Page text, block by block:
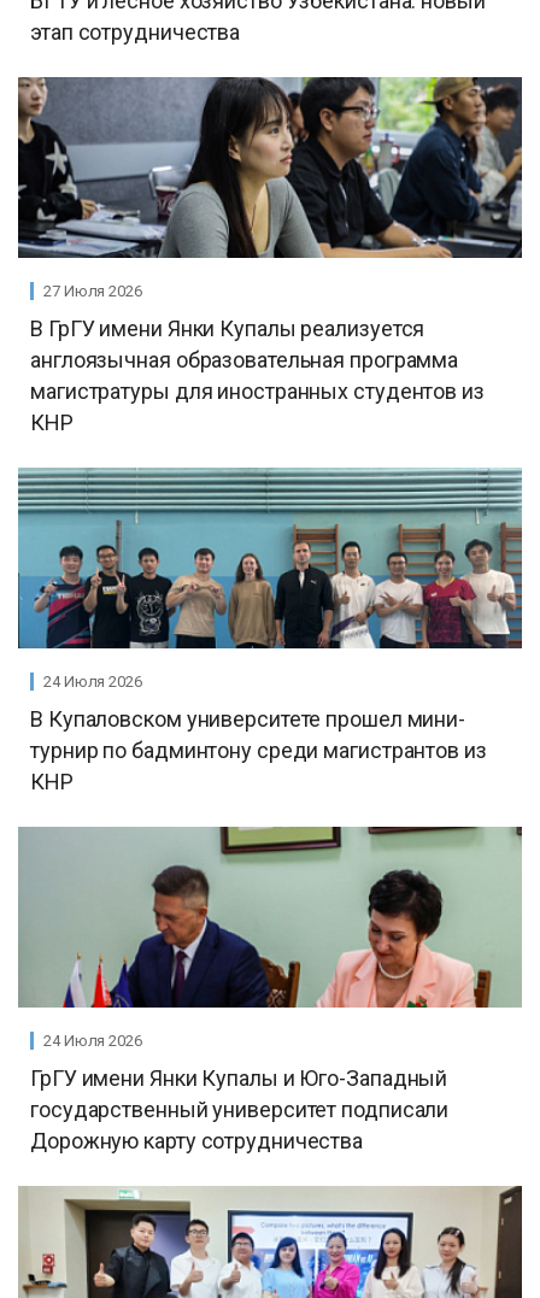
этап сотрудничества
27 Июля 2026
В ГрГУ имени Янки Купалы реализуется
англоязычная образовательная программа
магистратуры для иностранных студентов из
КНР
24 Июля 2026
В Купаловском университете прошел мини-
турнир по бадминтону среди магистрантов из
КНР
24 Июля 2026
ГрГУ имени Янки Купалы и Юго-Западный
государственный университет подписали
Дорожную карту сотрудничества